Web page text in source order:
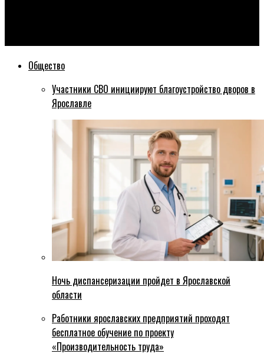
Общество
Участники СВО инициируют благоустройство дворов в
Ярославле
Ночь диспансеризации пройдет в Ярославской
области
Работники ярославских предприятий проходят
бесплатное обучение по проекту
«Производительность труда»